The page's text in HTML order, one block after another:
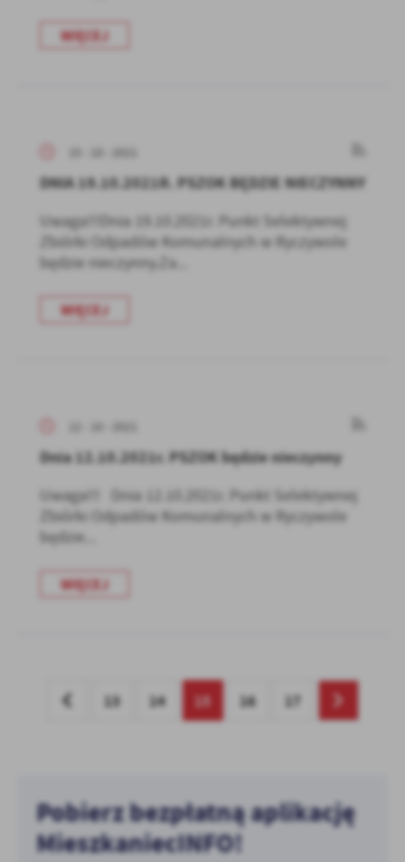
WIĘCEJ
DNIA 19.10.2021R. PSZOK BĘDZIE NIECZYNNY
Uwaga!!!Dnia 19.10.2021r. Punkt Selektywnej
Zbiórki Odpadów Komunalnych w Ryczywole
będzie nieczynny.Za...
WIĘCEJ
Dnia 12.10.2021r. PSZOK będzie nieczynny
Uwaga!!! Dnia 12.10.2021r. Punkt Selektywnej
Zbiórki Odpadów Komunalnych w Ryczywole
będzie...
WIĘCEJ
13 14 15 16 17
Pobierz bezpłatną aplikację
MieszkaniecINFO!